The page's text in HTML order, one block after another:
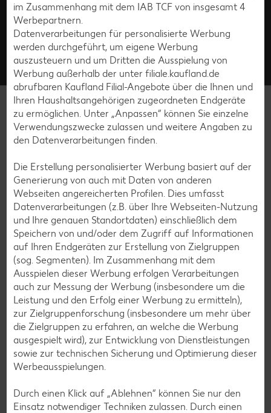
Kundenmanagement
0800 / 15 28 352
Fragen rund um unsere Filialen? Unter der kostenfreien Rufnummer stehen wir von
Montag bis Samstag zwischen 8:00 und 19:00 Uhr zur Verfügung.
Kontakt Häufige Fragen
filiale.kaufland.de
Service
Unternehmen
Online-Marktplatz Kaufland.de
Abonniere unseren Kaufland-
Newsletter
Jetzt kostenlos anmelden und mehr entdecken. Wir freuen
uns!
Deine E-Mail-Adresse
im Zusammenhang mit dem IAB TCF von insgesamt 4
Werbepartnern.
Datenverarbeitungen für personalisierte Werbung
werden durchgeführt, um eigene Werbung
auszusteuern und um Dritten die Ausspielung von
Werbung außerhalb der unter filiale.kaufland.de
abrufbaren Kaufland Filial-Angebote über die Ihnen und
Ihren Haushaltsangehörigen zugeordneten Endgeräte
zu ermöglichen. Unter „Anpassen“ können Sie einzelne
Verwendungszwecke zulassen und weitere Angaben zu
den Datenverarbeitungen finden.
Die Erstellung personalisierter Werbung basiert auf der
Generierung von auch mit Daten von anderen
Webseiten angereicherten Profilen. Dies umfasst
Datenverarbeitungen (z.B. über Ihre Webseiten-Nutzung
und Ihre genauen Standortdaten) einschließlich dem
Speichern von und/oder dem Zugriff auf Informationen
auf Ihren Endgeräten zur Erstellung von Zielgruppen
(sog. Segmenten). Im Zusammenhang mit dem
Ausspielen dieser Werbung erfolgen Verarbeitungen
auch zur Messung der Werbung (insbesondere um die
Leistung und den Erfolg einer Werbung zu ermitteln),
zur Zielgruppenforschung (insbesondere um mehr über
die Zielgruppen zu erfahren, an welche die Werbung
ausgespielt wird), zur Entwicklung von Dienstleistungen
sowie zur technischen Sicherung und Optimierung dieser
Werbeausspielungen.
Durch einen Klick auf „Ablehnen“ können Sie nur den
Einsatz notwendiger Techniken zulassen. Durch einen